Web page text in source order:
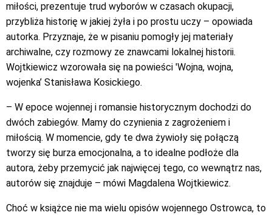
miłości, prezentuje trud wyborów w czasach okupacji,
przybliża historię w jakiej żyła i po prostu uczy – opowiada
autorka. Przyznaje, że w pisaniu pomogły jej materiały
archiwalne, czy rozmowy ze znawcami lokalnej historii.
Wojtkiewicz wzorowała się na powieści 'Wojna, wojna,
wojenka’ Stanisława Kosickiego.
– W epoce wojennej i romansie historycznym dochodzi do
dwóch zabiegów. Mamy do czynienia z zagrożeniem i
miłością. W momencie, gdy te dwa żywioły się połączą
tworzy się burza emocjonalna, a to idealne podłoże dla
autora, żeby przemycić jak najwięcej tego, co wewnątrz nas,
autorów się znajduje – mówi Magdalena Wojtkiewicz.
Choć w książce nie ma wielu opisów wojennego Ostrowca, to